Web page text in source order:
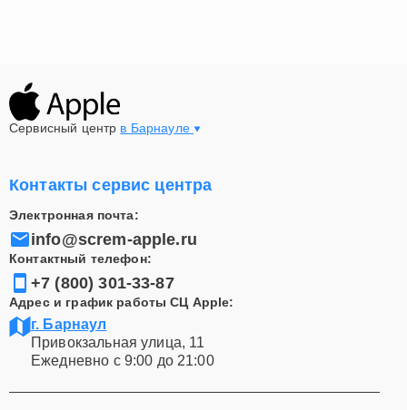
Сервисный центр в Барнауле
Контакты сервис центра
Электронная почта:
info@screm-apple.ru
Контактный телефон:
+7 (800) 301-33-87
Адрес и график работы СЦ Apple:
г. Барнаул
Привокзальная улица, 11
Ежедневно с 9:00 до 21:00